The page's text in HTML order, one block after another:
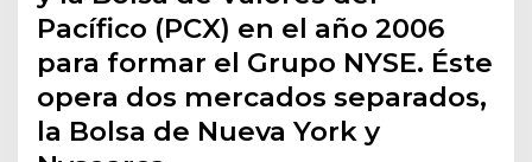
Pacífico (PCX) en el año 2006
para formar el Grupo NYSE. Éste
opera dos mercados separados,
la Bolsa de Nueva York y